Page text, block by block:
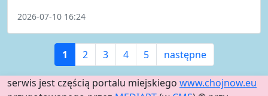
2026-07-10 16:24
1 2 3 4 5 następne
serwis jest częścią portalu miejskiego www.chojnow.eu